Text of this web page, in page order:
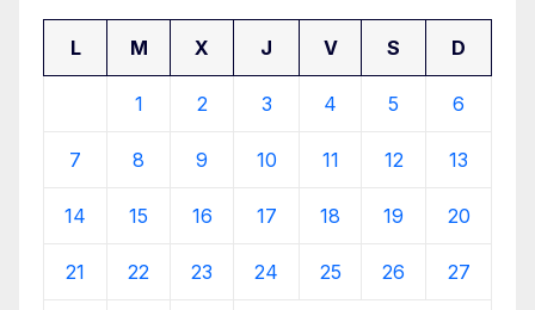
L M X J V S D
1 2 3 4 5 6
7 8 9 10 11 12 13
14 15 16 17 18 19 20
21 22 23 24 25 26 27